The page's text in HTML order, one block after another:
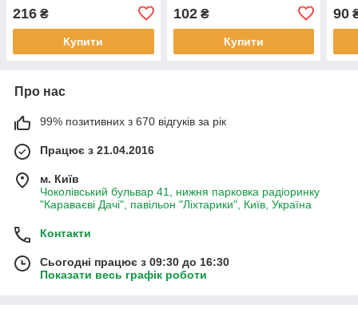
216 ₴
Купити
102₴
Купити
90
Про нас
99% позитивних з 670 відгуків за рік
Працює з 21.04.2016
м. Київ
Чоколівський бульвар 41, нижня парковка радіоринку
"Караваєві Дачі", павільон "Ліхтарики", Київ, Україна
Контакти
Сьогодні працює з 09:30 до 16:30
Показати весь графік роботи